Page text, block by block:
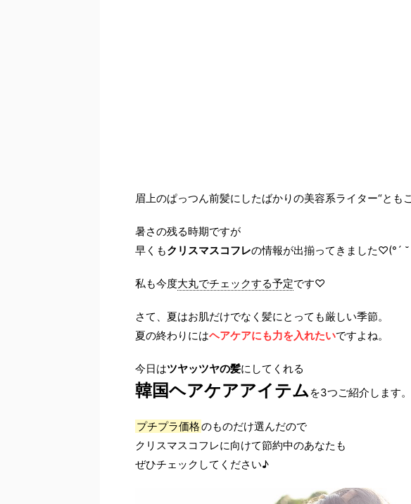
眉上のぱっつん前髪にしたばかりの美容系ライター“ともこ
暑さの残る時期ですが
早くもクリスマスコフレの情報が出揃ってきました♡︎(°´
私も今度大丸でチェックする予定です♡
さて、夏はお肌だけでなく髪にとっても厳しい季節。
夏の終わりにはヘアケアにも力を入れたいですよね。
今日はツヤッツヤの髪にしてくれる
韓国ヘアケアアイテム を3つご紹介します。
プチプラ価格のものだけ選んだので
クリスマスコフレに向けて節約中のあなたも
ぜひチェックしてください♪